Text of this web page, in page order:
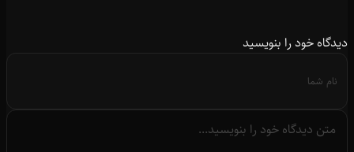
دیدگاه خود را بنویسید